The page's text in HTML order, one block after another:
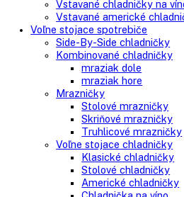
Vstavané spotrebiče
Vstavané kombinované
Vstavané chladničky
Vstavané mrazničky
Vstavané chladničky na
Vstavané americké
Voľne stojace spotrebiče
Side-By-Side chladničky
Kombinované
mraziak dole
mraziak hore
Mrazničky
Stolové mrazničky
Skriňové